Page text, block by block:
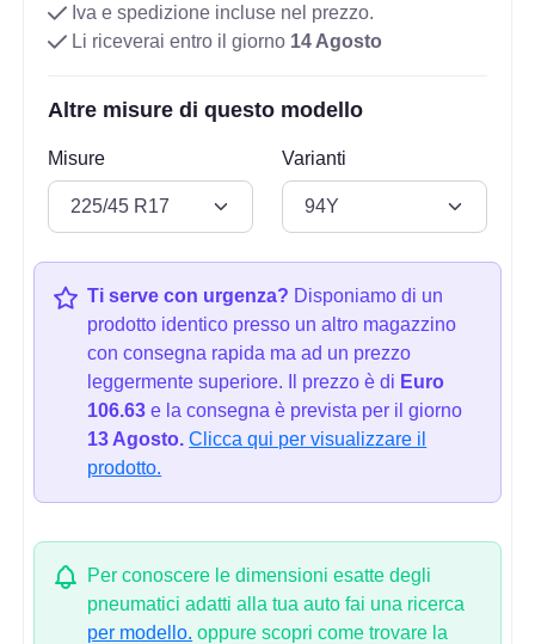
Iva e spedizione incluse nel prezzo.
Li riceverai entro il giorno 14 Agosto
Altre misure di questo modello
Misure Varianti
Ti serve con urgenza? Disponiamo di un
prodotto identico presso un altro magazzino
con consegna rapida ma ad un prezzo
leggermente superiore. Il prezzo è di Euro
106.63 e la consegna è prevista per il giorno
13 Agosto. Clicca qui per visualizzare il
prodotto.
Per conoscere le dimensioni esatte degli
pneumatici adatti alla tua auto fai una ricerca
per modello. oppure scopri come trovare la